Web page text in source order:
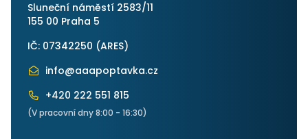
Sluneční náměstí 2583/11
155 00 Praha 5
IČ: 07342250 (ARES)
info@aaapoptavka.cz
+420 222 551 815
(V pracovní dny 8:00 - 16:30)